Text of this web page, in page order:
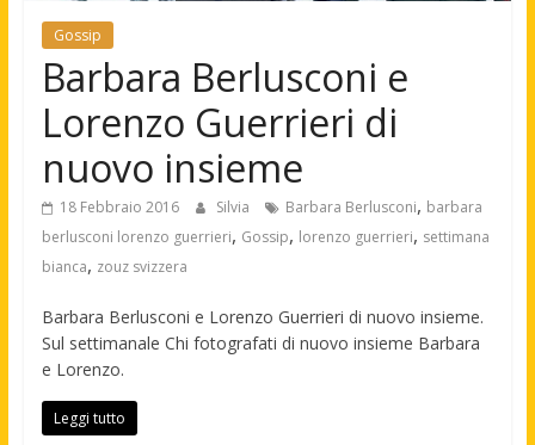
Gossip
Barbara Berlusconi e
Lorenzo Guerrieri di
nuovo insieme
18 Febbraio 2016 Silvia Barbara Berlusconi, barbara
berlusconi lorenzo guerrieri, Gossip, lorenzo guerrieri, settimana
bianca, zouz svizzera
Barbara Berlusconi e Lorenzo Guerrieri di nuovo insieme.
Sul settimanale Chi fotografati di nuovo insieme Barbara
e Lorenzo.
Leggi tutto